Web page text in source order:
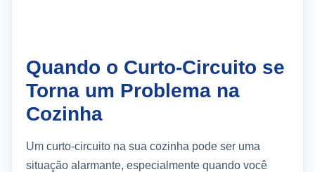
Quando o Curto-Circuito se
Torna um Problema na
Cozinha
Um curto-circuito na sua cozinha pode ser uma
situação alarmante, especialmente quando você